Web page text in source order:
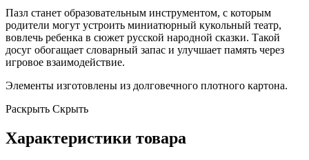
Пазл станет образовательным инструментом, с которым
родители могут устроить миниатюрный кукольный театр,
вовлечь ребенка в сюжет русской народной сказки. Такой
досуг обогащает словарный запас и улучшает память через
игровое взаимодействие.
Элементы изготовлены из долговечного плотного картона.
Раскрыть Скрыть
Характеристики товара